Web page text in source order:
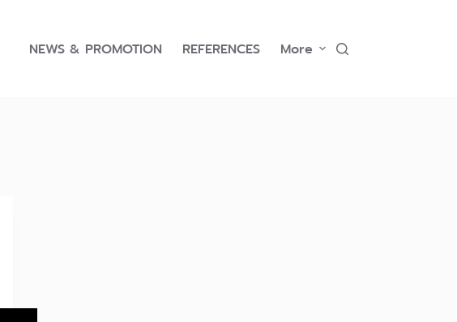
NEWS & PROMOTION REFERENCES More